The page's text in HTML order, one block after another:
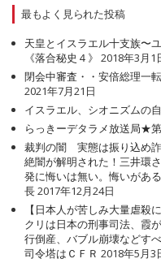
最もよく見られた投稿
天皇とイスラエル十支族〜
《落合秘史４》 2018年3月1
閉会中審査・・安倍総理一
2021年7月21日
イスラエル、シオニズムの
らっきーデタラメ放送局★
裁判の闇 実態は振り込め
絶闇が解明された！三井環
発に悔いは無い。悔いがあ
長2017年12月24日
【日本人が苦しみ大量虐殺
クリは日本の刑事司法、霞
行倒産、バブル崩壊などす
司令塔はＣＦＲ 2018年5月3